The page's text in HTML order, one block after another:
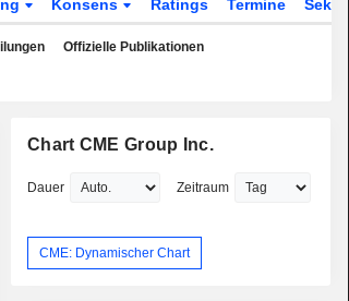
Konsens Ratings Termine Sektor
Offizielle Publikationen
Chart CME Group Inc.
Dauer Zeitraum
CME: Dynamischer Chart